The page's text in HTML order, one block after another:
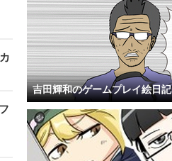
吉田輝和のゲームプレイ絵日記